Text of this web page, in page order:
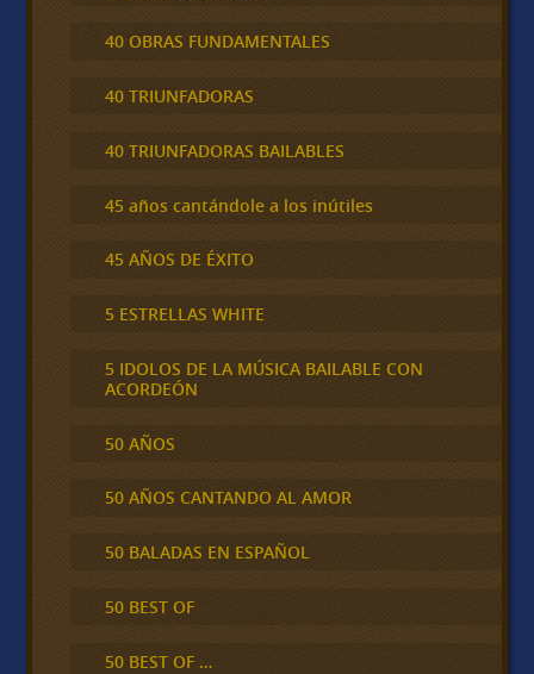
40 OBRAS FUNDAMENTALES
40 TRIUNFADORAS
40 TRIUNFADORAS BAILABLES
45 años cantándole a los inútiles
45 AÑOS DE ÉXITO
5 ESTRELLAS WHITE
5 IDOLOS DE LA MÚSICA BAILABLE CON
ACORDEÓN
50 AÑOS
50 AÑOS CANTANDO AL AMOR
50 BALADAS EN ESPAÑOL
50 BEST OF
50 BEST OF …